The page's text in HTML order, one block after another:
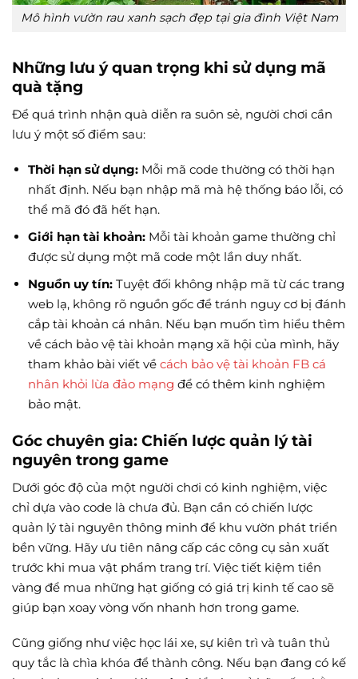
Mô hình vườn rau xanh sạch đẹp tại gia đình Việt Nam
Những lưu ý quan trọng khi sử dụng mã
quà tặng
Để quá trình nhận quà diễn ra suôn sẻ, người chơi cần
lưu ý một số điểm sau:
Thời hạn sử dụng:Mỗi mã code thường có thời hạn
nhất định. Nếu bạn nhập mã mà hệ thống báo lỗi, có
thể mã đó đã hết hạn.
Giới hạn tài khoản:Mỗi tài khoản game thường chỉ
được sử dụng một mã code một lần duy nhất.
Nguồn uy tín:Tuyệt đối không nhập mã từ các trang
web lạ, không rõ nguồn gốc để tránh nguy cơ bị đánh
cắp tài khoản cá nhân. Nếu bạn muốn tìm hiểu thêm
về cách bảo vệ tài khoản mạng xã hội của mình, hãy
tham khảo bài viết về cách bảo vệ tài khoản FB cá
nhân khỏi lừa đảo mạng để có thêm kinh nghiệm
bảo mật.
Góc chuyên gia: Chiến lược quản lý tài
nguyên trong game
Dưới góc độ của một người chơi có kinh nghiệm, việc
chỉ dựa vào code là chưa đủ. Bạn cần có chiến lược
quản lý tài nguyên thông minh để khu vườn phát triển
bền vững. Hãy ưu tiên nâng cấp các công cụ sản xuất
trước khi mua vật phẩm trang trí. Việc tiết kiệm tiền
vàng để mua những hạt giống có giá trị kinh tế cao sẽ
giúp bạn xoay vòng vốn nhanh hơn trong game.
Cũng giống như việc học lái xe, sự kiên trì và tuân thủ
quy tắc là chìa khóa để thành công. Nếu bạn đang có kế